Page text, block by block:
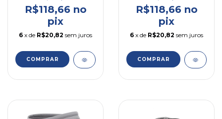
R$118,66 no
pix
6 x de R$20,82 sem juros
COMPRAR
R$118,66 no
pix
6 x de R$20,82 sem juros
COMPRAR